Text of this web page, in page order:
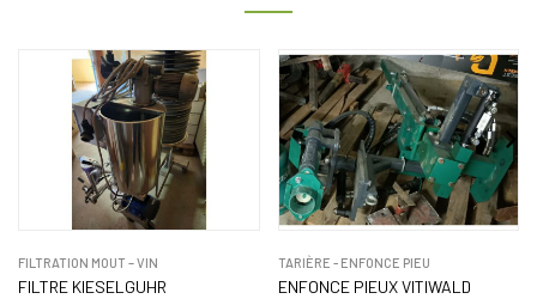
FILTRATION MOUT – VIN
FILTRE KIESELGUHR
TARIÈRE - ENFONCE PIEU
ENFONCE PIEUX VITIWALD